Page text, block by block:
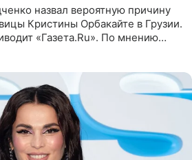
назвал вероятную причину
Кристины Орбакайте в Грузии.
«Газета.Ru». По мнению